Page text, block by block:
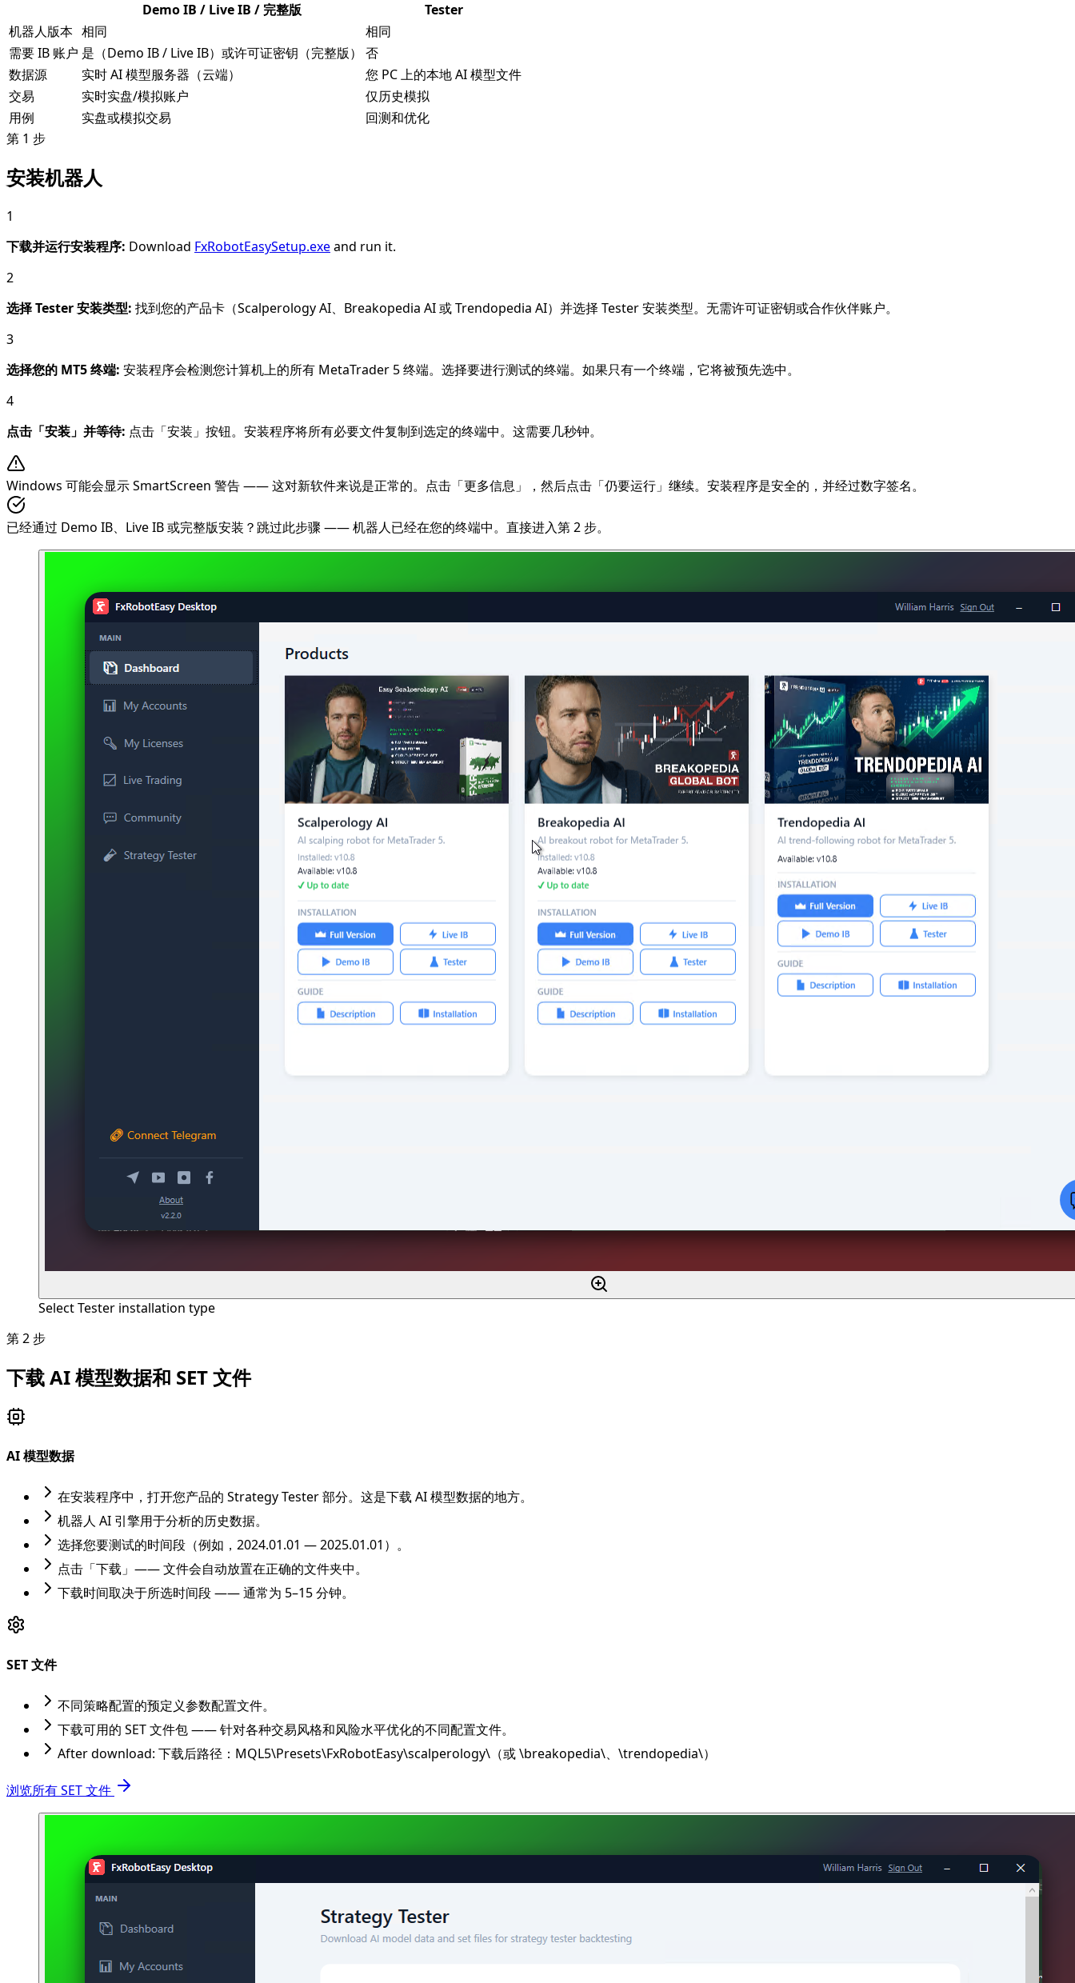
Demo IB / Live IB / 完整版
Tester
机器人版本 相同
相同
需要 IB 账户 是（Demo IB / Live IB）或许可证密钥（完整版）
否
数据源
实时 AI 模型服务器（云端）
您 PC 上的本地 AI 模型文件
交易
实时实盘/模拟账户
仅历史模拟
用例
实盘或模拟交易
回测和优化
第 1 步
安装机器人
1
下载并运行安装程序: Download FxRobotEasySetup.exeand run it.
2
选择 Tester 安装类型: 找到您的产品卡（Scalperology AI、Breakopedia AI 或 Trendopedia AI）并选择 Tester 安装类型。无需许可证密钥或合作伙伴账户。
3
选择您的 MT5 终端: 安装程序会检测您计算机上的所有 MetaTrader 5 终端。选择要进行测试的终端。如果只有一个终端，它将被预先选中。
4
点击「安装」并等待: 点击「安装」按钮。安装程序将所有必要文件复制到选定的终端中。这需要几秒钟。
Windows 可能会显示 SmartScreen 警告 —— 这对新软件来说是正常的。点击「更多信息」，然后点击「仍要运行」继续。安装程序是安全的，并经过数字签名。
已经通过 Demo IB、Live IB 或完整版安装？跳过此步骤 —— 机器人已经在您的终端中。直接进入第 2 步。
Select Tester installation type
第 2 步
下载 AI 模型数据和 SET 文件
AI 模型数据
在安装程序中，打开您产品的 Strategy Tester 部分。这是下载 AI 模型数据的地方。
机器人 AI 引擎用于分析的历史数据。
选择您要测试的时间段（例如，2024.01.01 — 2025.01.01）。
点击「下载」—— 文件会自动放置在正确的文件夹中。
下载时间取决于所选时间段 —— 通常为 5–15 分钟。
SET 文件
不同策略配置的预定义参数配置文件。
下载可用的 SET 文件包 —— 针对各种交易风格和风险水平优化的不同配置文件。
After download: 下载后路径：MQL5\Presets\FxRobotEasy\scalperology\（或 \breakopedia\、\trendopedia\）
浏览所有 SET 文件